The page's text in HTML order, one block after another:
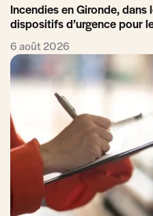
Incendies en Gironde, dans
dispositifs d’urgence pour
6 août 2026